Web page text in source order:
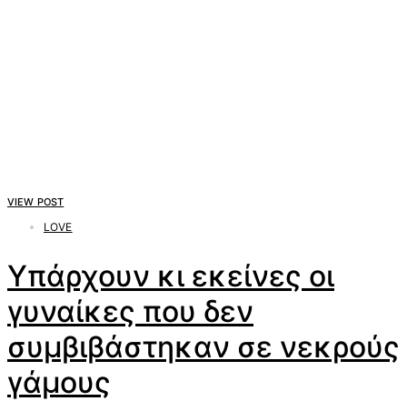
VIEW POST
LOVE
Υπάρχουν κι εκείνες οι
γυναίκες που δεν
συμβιβάστηκαν σε νεκρούς
γάμους